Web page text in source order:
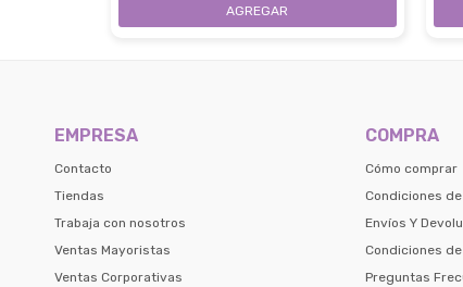
EMPRESA
Contacto
Tiendas
Trabaja con nosotros
Ventas Mayoristas
Ventas Corporativas
COMPRA
Cómo comprar
Condiciones
Envíos Y
Condiciones
Preguntas